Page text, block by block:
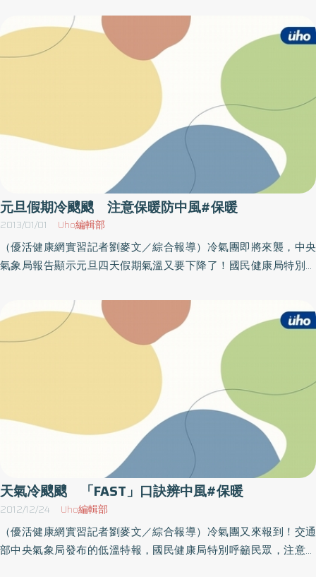
運動過後，甚至吃飽飯後，出現喘不過氣、心悸、持續冒冷汗和噁
心的情形。
熱鬧景象；不過也因為近日天氣冷熱變化不定，不少遊客在乘興賞
花之餘，也飽嘗了受寒與塞車之苦。嘉義市天主教聖馬爾定醫院社
區醫療部主任張世強醫師提醒民眾，上山賞花要做好禦寒保暖的工
作，以防感冒、氣喘的侵襲。聖馬爾定醫院特別支援阿里山山地醫
療的24小時全年無休的樂野村醫療站，以及假日時在阿里山遊樂區
內的香林衛生室，都有主治醫師駐診，提供當地民眾與上山賞花遊
客更方便的醫療服務。聖馬爾定醫院社區醫療部主任張世強醫師表
示，因山上氣溫頗低，往年即有不少觀光遊客因為未多加注意保
暖，出現身體不適的症狀，也有遊客遭到蚊蟲叮咬，產生皮膚癢或
過敏的情況；尤其兒童的抵抗力較低，張世強叮嚀父母更該留心孩
童的飲食與保暖，更提醒遊客，山上日夜溫差大，患有心血管疾
病、氣喘的民眾更應注意保暖，多攜帶毛毯等保暖衣物，做好禦寒
保暖的工作。而根據以往經驗，花季約在3月中旬到4月初之間，由
於塞車的情形難以避免，已有不少遊客在用餐時間，仍然身陷車陣
之中，忍受饑餓，造成血糖過低的情形。張世強表示，血糖過低會
量，吃些食物即可改善；因此建議民眾，可準備一些簡單果腹的食
物置於車上，也應多注意水份的補充。再者，駕駛人也需保有較佳
的精神狀態，而對於使用提神藥物來幫助體能，張世強呼籲，由於
個人的體質不同，提神效果也難以確切掌握；比較務實的作法，還
是請駕駛朋友前一晚的睡眠務必要充足，或是能有交替開車的人同
元旦假期冷颼颼 注意保暖防中風#保暖
2013/01/01 Uho編輯部
（優活健康網實習記者劉麥文／綜合報導）冷氣團即將來襲，中央
氣象局報告顯示元旦四天假期氣溫又要下降了！國民健康局特別呼
血管疾病病患及老年長輩，一定要做好保暖措施，以免誘發心血管
疾病及其併發症。健康局提醒民眾，牢記「FAST」口訣，以辨別中
風四步驟。FACE，請患者微笑或是觀察患者面部表情，兩邊的臉是
否對稱；ARM，請患者將雙手抬高平舉，觀察其中一隻手是否會無
力下垂；SPEECH，請患者讀一句話、觀察是否清晰、完整；當出現
其中一種症狀時，就要趕快送醫；TIME，要明確記下發作時間，立
刻送醫。一旦自己或家人、朋友出現中風徵兆，要趕緊就醫，把握
黃金3小時的治療時期，就醫前注意保持鎮定，將病患麻痺的那一側
朝上側臥，以免嘔吐物或分泌物掉入肺部導致吸入性肺炎，再來避
免餵食任何食物或藥品，切記解開緊身衣物，如皮帶、胸罩、領帶
等，以協助病患呼吸。面臨寒流來襲，提醒心血管疾病患者，天氣
變冷容易引起血管收縮、血壓上升，要定期量測血壓，並遵守醫囑
服用藥物。準備元旦升旗及假期出遊更須特別注意保暖，除帽子、
口罩、手套及保暖衣物不可少外，亦須防止鞋襪潮濕，以避免足部
凍傷。另天氣寒冷民眾趁元旦假期遊玩泡溫泉，要避免長時間泡在
天氣冷颼颼 「FAST」口訣辨中風#保暖
2012/12/24 Uho編輯部
（優活健康網實習記者劉麥文／綜合報導）冷氣團又來報到！交通
部中央氣象局發布的低溫特報，國民健康局特別呼籲民眾，注意低